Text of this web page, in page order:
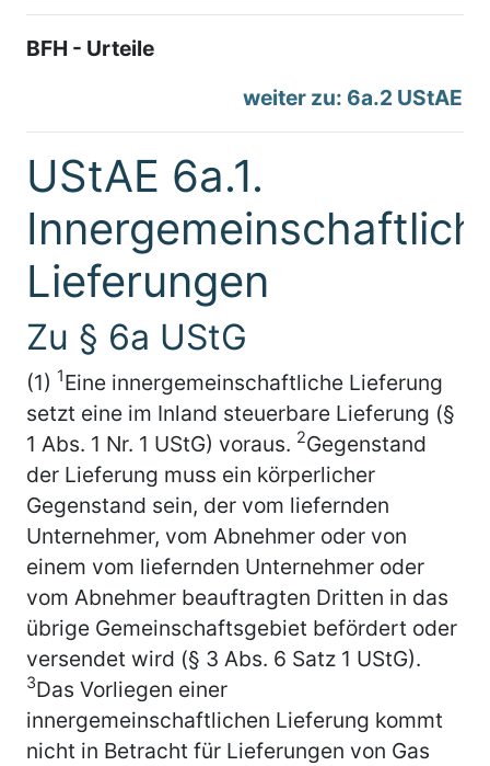
BFH - Urteile
weiter zu: 6a.2 UStAE
UStAE 6a.1.
Lieferungen
Zu § 6a UStG
(1) 1Eine innergemeinschaftliche Lieferung
setzt eine im Inland steuerbare Lieferung (§
1 Abs. 1 Nr. 1 UStG) voraus. 2Gegenstand
der Lieferung muss ein körperlicher
Gegenstand sein, der vom liefernden
Unternehmer, vom Abnehmer oder von
einem vom liefernden Unternehmer oder
vom Abnehmer beauftragten Dritten in das
übrige Gemeinschaftsgebiet befördert oder
versendet wird (§ 3 Abs. 6 Satz 1 UStG).
3Das Vorliegen einer
innergemeinschaftlichen Lieferung kommt
nicht in Betracht für Lieferungen von Gas